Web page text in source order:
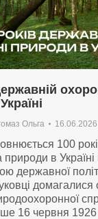
Ольга 16.06.2026
100
природи в
державної
домагалися
16 червня 1926